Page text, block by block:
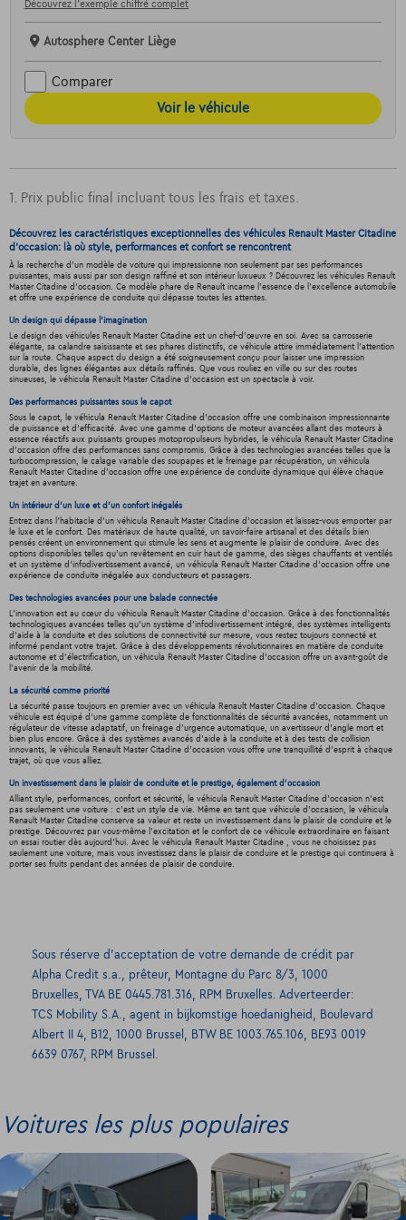
Découvrez l’exemple chiffré complet
Autosphere Center Liège
Comparer
Voir le véhicule
1. Prix public final incluant tous les frais et taxes.
Découvrez les caractéristiques exceptionnelles des véhicules Renault Master Citadine
d'occasion: là où style, performances et confort se rencontrent
À la recherche d'un modèle de voiture qui impressionne non seulement par ses performances
puissantes, mais aussi par son design raffiné et son intérieur luxueux ? Découvrez les véhicules Renault
Master Citadine d'occasion. Ce modèle phare de Renault incarne l'essence de l'excellence automobile
et offre une expérience de conduite qui dépasse toutes les attentes.
Un design qui dépasse l'imagination
Le design des véhicules Renault Master Citadine est un chef-d'œuvre en soi. Avec sa carrosserie
élégante, sa calandre saisissante et ses phares distinctifs, ce véhicule attire immédiatement l'attention
sur la route. Chaque aspect du design a été soigneusement conçu pour laisser une impression
durable, des lignes élégantes aux détails raffinés. Que vous rouliez en ville ou sur des routes
sinueuses, le véhicula Renault Master Citadine d'occasion est un spectacle à voir.
Des performances puissantes sous le capot
Sous le capot, le véhicula Renault Master Citadine d'occasion offre une combinaison impressionnante
de puissance et d'efficacité. Avec une gamme d'options de moteur avancées allant des moteurs à
essence réactifs aux puissants groupes motopropulseurs hybrides, le véhicula Renault Master Citadine
d'occasion offre des performances sans compromis. Grâce à des technologies avancées telles que la
turbocompression, le calage variable des soupapes et le freinage par récupération, un véhicula
Renault Master Citadine d'occasion offre une expérience de conduite dynamique qui élève chaque
trajet en aventure.
Un intérieur d’un luxe et d’un confort inégalés
Entrez dans l'habitacle d'un véhicula Renault Master Citadine d'occasion et laissez-vous emporter par
le luxe et le confort. Des matériaux de haute qualité, un savoir-faire artisanal et des détails bien
pensés créent un environnement qui stimule les sens et augmente le plaisir de conduire. Avec des
options disponibles telles qu'un revêtement en cuir haut de gamme, des sièges chauffants et ventilés
et un système d'infodivertissement avancé, un véhicula Renault Master Citadine d'occasion offre une
expérience de conduite inégalée aux conducteurs et passagers.
Des technologies avancées pour une balade connectée
L'innovation est au cœur du véhicula Renault Master Citadine d'occasion. Grâce à des fonctionnalités
technologiques avancées telles qu'un système d'infodivertissement intégré, des systèmes intelligents
d'aide à la conduite et des solutions de connectivité sur mesure, vous restez toujours connecté et
informé pendant votre trajet. Grâce à des développements révolutionnaires en matière de conduite
autonome et d'électrification, un véhicula Renault Master Citadine d'occasion offre un avant-goût de
l'avenir de la mobilité.
La sécurité comme priorité
La sécurité passe toujours en premier avec un véhicula Renault Master Citadine d'occasion. Chaque
véhicule est équipé d'une gamme complète de fonctionnalités de sécurité avancées, notamment un
régulateur de vitesse adaptatif, un freinage d'urgence automatique, un avertisseur d'angle mort et
bien plus encore. Grâce à des systèmes avancés d'aide à la conduite et à des tests de collision
innovants, le véhicula Renault Master Citadine d'occasion vous offre une tranquillité d'esprit à chaque
trajet, où que vous alliez.
Un investissement dans le plaisir de conduite et le prestige, également d'occasion
Alliant style, performances, confort et sécurité, le véhicula Renault Master Citadine d'occasion n'est
pas seulement une voiture : c'est un style de vie. Même en tant que véhicule d'occasion, le véhicula
Renault Master Citadine conserve sa valeur et reste un investissement dans le plaisir de conduire et le
prestige. Découvrez par vous-même l'excitation et le confort de ce véhicule extraordinaire en faisant
un essai routier dès aujourd'hui. Avec le véhicula Renault Master Citadine , vous ne choisissez pas
seulement une voiture, mais vous investissez dans le plaisir de conduire et le prestige qui continuera à
porter ses fruits pendant des années de plaisir de conduire.
Sous réserve d’acceptation de votre demande de crédit par
Alpha Credit s.a., prêteur, Montagne du Parc 8/3, 1000
Bruxelles, TVA BE 0445.781.316, RPM Bruxelles. Adverteerder:
TCS Mobility S.A., agent in bijkomstige hoedanigheid, Boulevard
Albert II 4, B12, 1000 Brussel, BTW BE 1003.765.106, BE93 0019
6639 0767, RPM Brussel.
Voitures les plus populaires